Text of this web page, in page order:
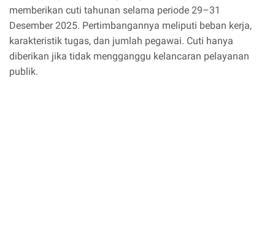
memberikan cuti tahunan selama periode 29–31
Desember 2025. Pertimbangannya meliputi beban kerja,
karakteristik tugas, dan jumlah pegawai. Cuti hanya
diberikan jika tidak mengganggu kelancaran pelayanan
publik.